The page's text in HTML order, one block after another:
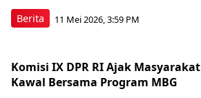
Berita 11 Mei 2026, 3:59 PM
Komisi IX DPR RI Ajak Masyarakat
Kawal Bersama Program MBG